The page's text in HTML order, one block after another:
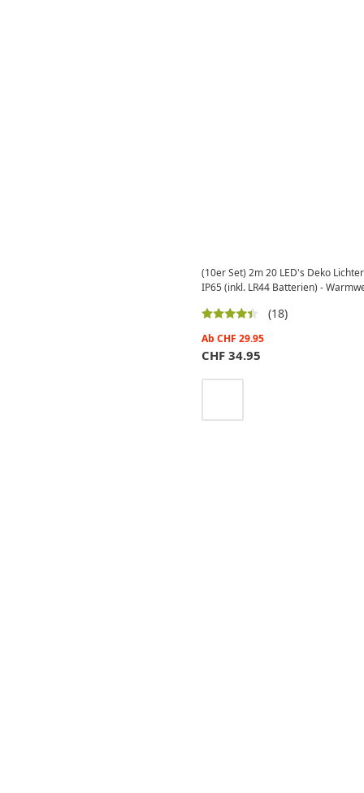
(10er Set) 2m 20 LED's Deko
IP65 (inkl. LR44 Batterien) -
(18)
Ab CHF 29.95
CHF 34.95